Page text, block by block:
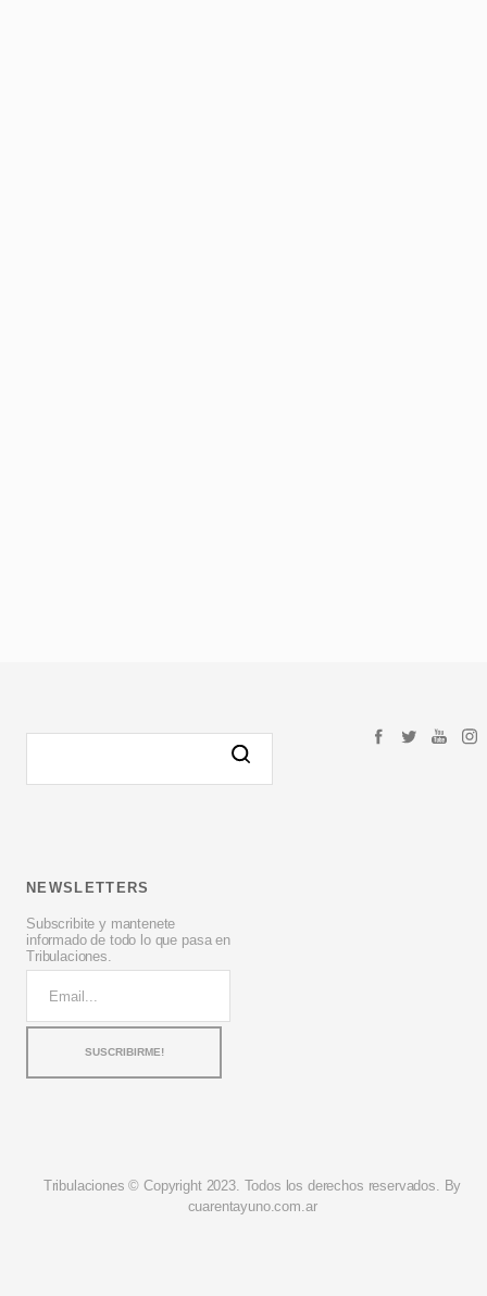
NEWSLETTERS
Subscribite y mantenete
informado de todo lo que pasa en
Tribulaciones.
Tribulaciones © Copyright 2023. Todos los derechos reservados. By
cuarentayuno.com.ar